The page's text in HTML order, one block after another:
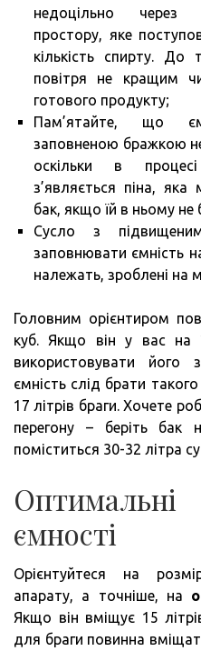
недоцільно через
простору, яке
кількість спирту. До
повітря не кращим
готового продукту;
Пам’ятайте, що
заповненою бражкою
оскільки в
з’являється піна,
бак, якщо їй в ньому не
Сусло з
заповнювати ємність
належать, зроблені на
Головним орієнтиром
куб. Якщо він у вас на
використовувати його
ємність слід брати
17 літрів браги. Хочете
перегону – беріть бак
поміститься 30-32 літра
ємності
Орієнтуйтеся на
апарату, а точніше, на
Якщо він вміщує 15
для браги повинна